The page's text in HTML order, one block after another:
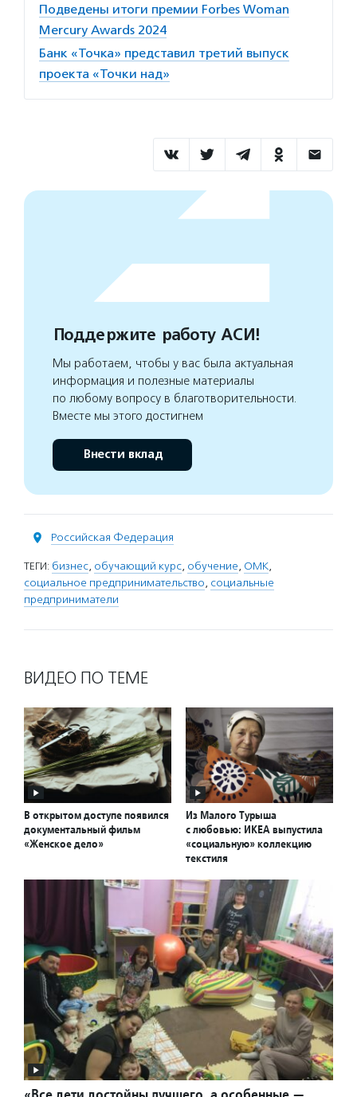
Подведены итоги премии Forbes Woman
Mercury Awards 2024
Банк «Точка» представил третий выпуск
проекта «Точки над»
Поддержите работу АСИ!
Мы работаем, чтобы у вас была актуальная
информация и полезные материалы
по любому вопросу в благотворительности.
Вместе мы этого достигнем
Внести вклад
Российская Федерация
ТЕГИ: бизнес, обучающий курс, обучение, ОМК,
социальное предпринимательство, социальные
предприниматели
ВИДЕО ПО ТЕМЕ
В открытом доступе появился
документальный фильм
«Женское дело»
Из Малого Турыша
с любовью: ИКЕА выпустила
«социальную» коллекцию
текстиля